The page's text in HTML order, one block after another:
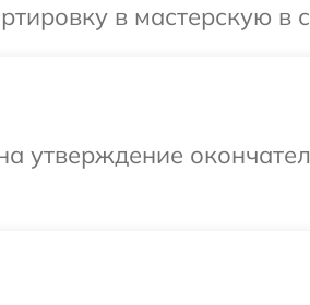
в мастерскую в
утверждение